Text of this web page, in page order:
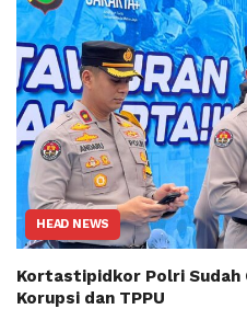
HEAD NEWS
Kortastipidkor Polri Sudah
Korupsi dan TPPU